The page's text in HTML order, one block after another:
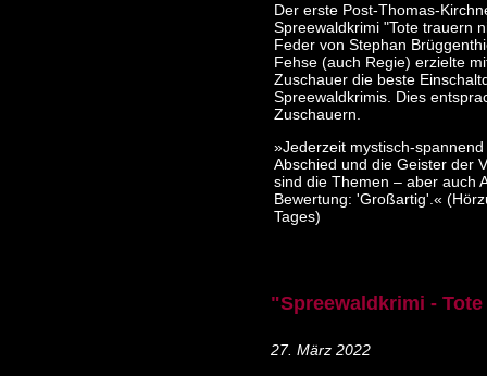
Der erste Post-Thomas-
Spreewaldkrimi "Tote trauern
Feder von Stephan
Fehse (auch Regie) erzielte
Zuschauer die beste
Spreewaldkrimis. Dies
Zuschauern.
»Jederzeit mystisch-spannend
Abschied und die Geister der
sind die Themen – aber auch
Bewertung: 'Großartig'.«
Tages)
"Spreewaldkrimi -
27. März 2022